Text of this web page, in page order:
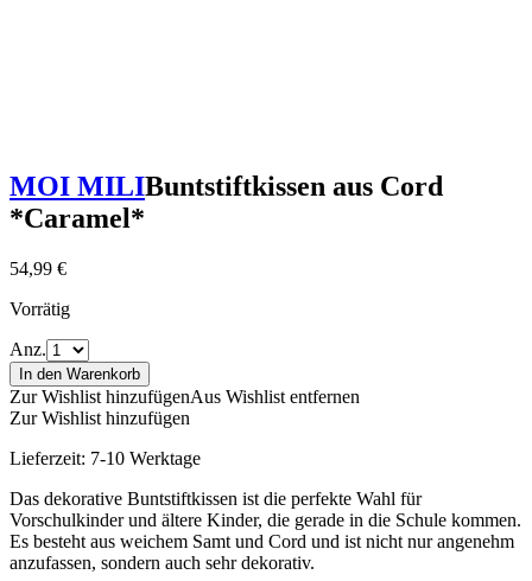
MOI MILIBuntstiftkissen aus Cord
*Caramel*
54,99 €
Vorrätig
Anz.
In den Warenkorb
Zur Wishlist hinzufügenAus Wishlist entfernen
Zur Wishlist hinzufügen
Lieferzeit: 7-10 Werktage
Das dekorative Buntstiftkissen ist die perfekte Wahl für
Vorschulkinder und ältere Kinder, die gerade in die Schule kommen.
Es besteht aus weichem Samt und Cord und ist nicht nur angenehm
anzufassen, sondern auch sehr dekorativ.